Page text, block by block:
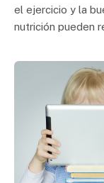
el ejercicio y la
nutrición pueden